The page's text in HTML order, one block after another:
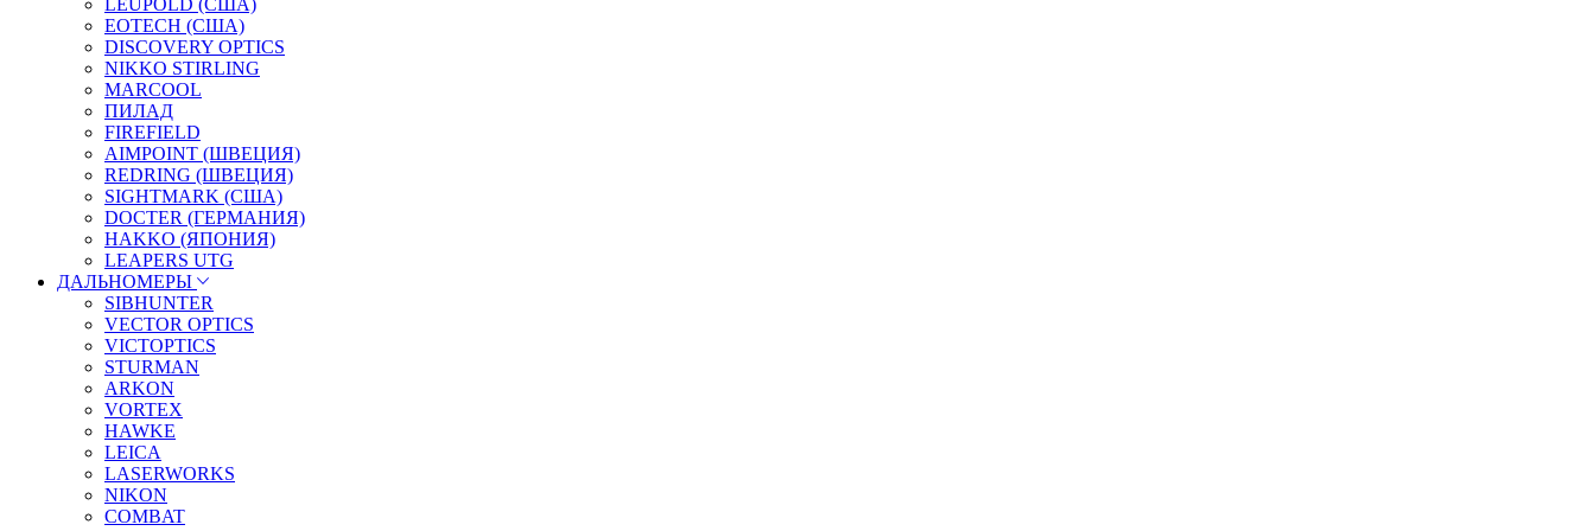
LEUPOLD (США)
EOTECH (США)
DISCOVERY OPTICS
NIKKO STIRLING
MARCOOL
ПИЛАД
FIREFIELD
AIMPOINT (ШВЕЦИЯ)
REDRING (ШВЕЦИЯ)
SIGHTMARK (США)
DOCTER (ГЕРМАНИЯ)
HAKKO (ЯПОНИЯ)
LEAPERS UTG
ДАЛЬНОМЕРЫ
SIBHUNTER
VECTOR OPTICS
VICTOPTICS
STURMAN
ARKON
VORTEX
HAWKE
LEICA
LASERWORKS
NIKON
COMBAT